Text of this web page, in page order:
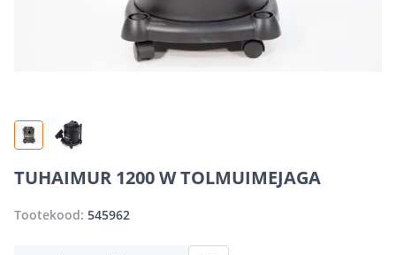
TUHAIMUR 1200 W TOLMUIMEJAGA
Tootekood: 545962